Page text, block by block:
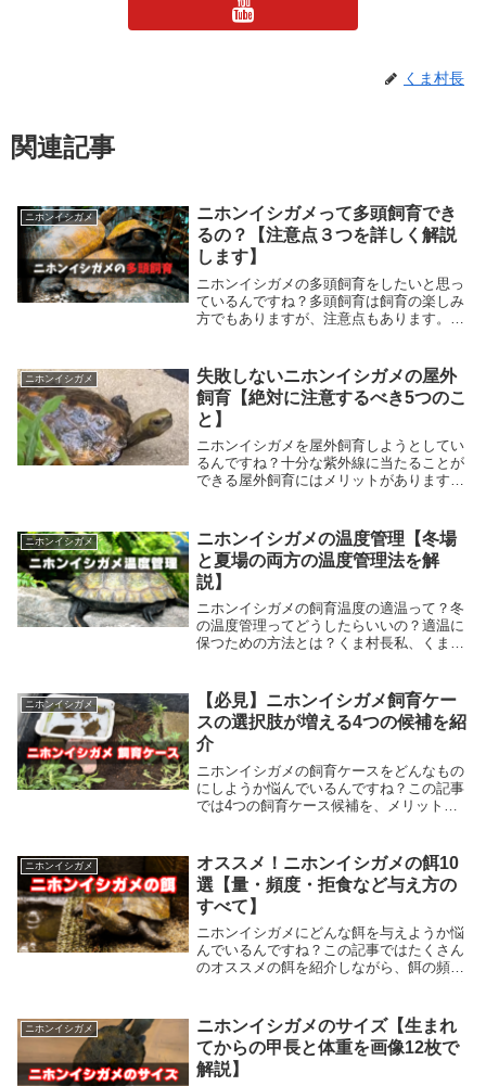
くま村長
関連記事
ニホンイシガメ
ニホンイシガメって多頭飼育でき
るの？【注意点３つを詳しく解説
します】
ニホンイシガメの多頭飼育をしたいと思っ
ているんですね？多頭飼育は飼育の楽しみ
方でもありますが、注意点もあります。こ
メの飼育をもっと楽しくより良くするため
の取り組みです。読み進めて確認してみて
下さい。
ニホンイシガメ
失敗しないニホンイシガメの屋外
飼育【絶対に注意するべき5つのこ
と】
ニホンイシガメを屋外飼育しようとしてい
るんですね？十分な紫外線に当たることが
できる屋外飼育にはメリットがあります。
明示しています。屋外飼育の参考にある記
事なので、読み進めて確認してみて下さ
い。
ニホンイシガメ
ニホンイシガメの温度管理【冬場
と夏場の両方の温度管理法を解
説】
ニホンイシガメの飼育温度の適温って？冬
の温度管理ってどうしたらいいの？適温に
保つための方法とは？くま村長私、くま村
録者2000人突破しました。当ブログは実
際...
ニホンイシガメ
【必見】ニホンイシガメ飼育ケー
スの選択肢が増える4つの候補を紹
介
ニホンイシガメの飼育ケースをどんなもの
にしようか悩んでいるんですね？この記事
では4つの飼育ケース候補を、メリット・
育ケース選びの選択肢が広がります。読み
進めて確認してみて下さい。
ニホンイシガメ
オススメ！ニホンイシガメの餌10
選【量・頻度・拒食など与え方の
すべて】
ニホンイシガメにどんな餌を与えようか悩
んでいるんですね？この記事ではたくさん
のオススメの餌を紹介しながら、餌の頻度
この記事を読んで適切な飼育を目指してみ
て下さい。読み進めて確認してみて下しさ
い。
ニホンイシガメ
ニホンイシガメのサイズ【生まれ
てからの甲長と体重を画像12枚で
解説】